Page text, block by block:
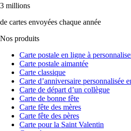
3 millions
de cartes envoyées chaque année
Nos produits
Carte postale en ligne à
Carte postale aimantée
Carte classique
Carte d’anniversaire personnalisée
Carte de départ d’un collègue
Carte de bonne fête
Carte fête des mères
Carte fête des pères
Carte pour la Saint Valentin